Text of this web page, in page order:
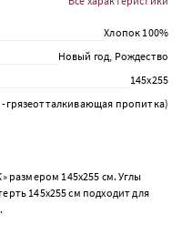
Хлопок 100%
Новый год, Рождество
145х255
грязеотталкивающая пропитка)
145х255 см. Углы
145х255 см подходит для